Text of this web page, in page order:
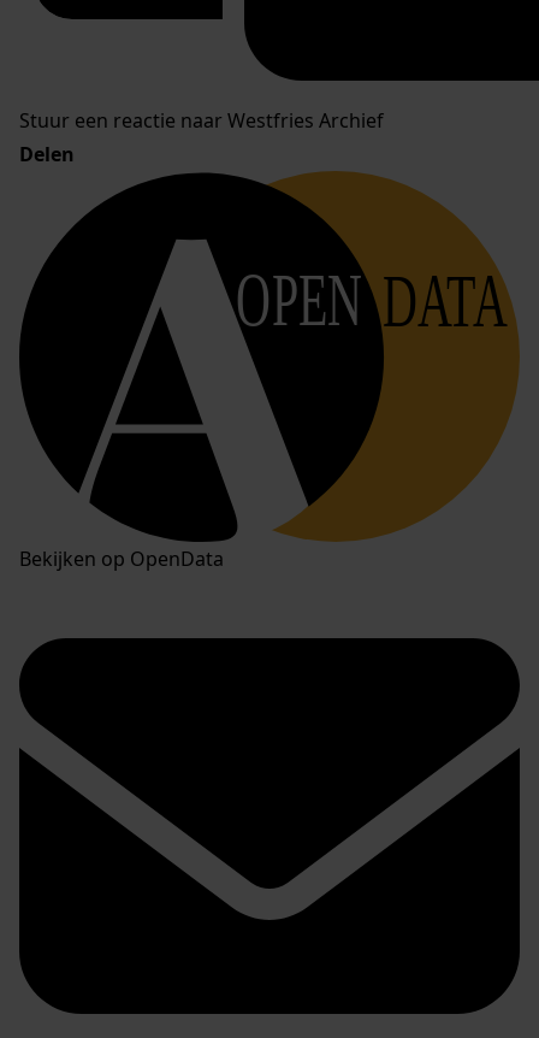
Stuur een reactie naar Westfries Archief
Delen
OPEN DATA
Bekijken op OpenData